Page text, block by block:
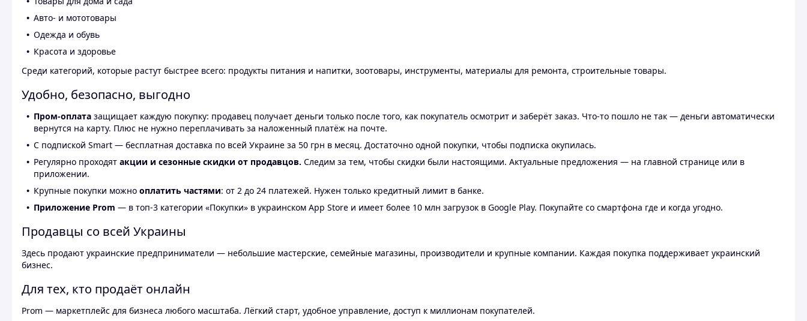
Авто- и мототовары
Одежда и обувь
Красота и здоровье
Среди категорий, которые растут быстрее всего: продукты питания и напитки, зоотовары, инструменты, материалы для ремонта, строительные товары.
Удобно, безопасно, выгодно
Пром-оплата защищает каждую покупку: продавец получает деньги только после того, как покупатель осмотрит и заберёт заказ. Что-то пошло не так — деньги автоматически
вернутся на карту. Плюс не нужно переплачивать за наложенный платёж на почте.
С подпиской Smart — бесплатная доставка по всей Украине за 50 грн в месяц. Достаточно одной покупки, чтобы подписка окупилась.
Регулярно проходят акции и сезонные скидки от продавцов. Следим за тем, чтобы скидки были настоящими. Актуальные предложения — на главной странице или в
приложении.
Крупные покупки можно оплатить частями: от 2 до 24 платежей. Нужен только кредитный лимит в банке.
Приложение Prom — в топ-3 категории «Покупки» в украинском App Store и имеет более 10 млн загрузок в Google Play. Покупайте со смартфона где и когда угодно.
Продавцы со всей Украины
Здесь продают украинские предприниматели — небольшие мастерские, семейные магазины, производители и крупные компании. Каждая покупка поддерживает украинский
бизнес.
Для тех, кто продаёт онлайн
Prom — маркетплейс для бизнеса любого масштаба. Лёгкий старт, удобное управление, доступ к миллионам покупателей.